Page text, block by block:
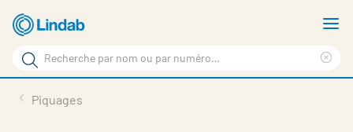
Aller
au
contenu
principal
Rechercher
Rechercher
sur
Piquages